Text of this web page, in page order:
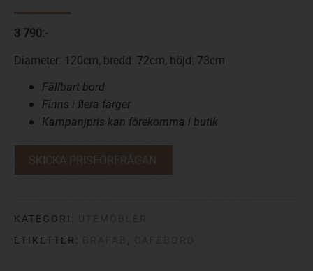
3 790:-
Diameter: 120cm, bredd: 72cm, höjd: 73cm
Fällbart bord
Finns i flera färger
Kampanjpris kan förekomma i butik
SKICKA PRISFÖRFRÅGAN
KATEGORI: UTEMÖBLER
ETIKETTER: BRAFAB , CAFÉBORD